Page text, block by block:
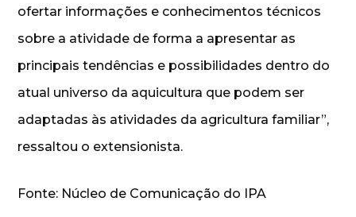
ofertar informações e conhecimentos técnicos
sobre a atividade de forma a apresentar as
principais tendências e possibilidades dentro do
atual universo da aquicultura que podem ser
adaptadas às atividades da agricultura familiar”,
ressaltou o extensionista.
Fonte: Núcleo de Comunicação do IPA